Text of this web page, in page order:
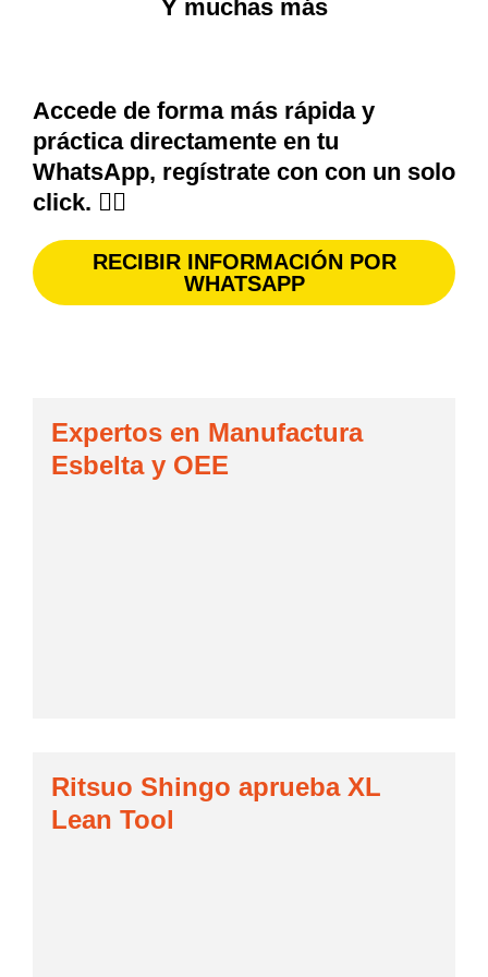
Y muchas más
Accede de forma más rápida y
práctica directamente en tu
WhatsApp, regístrate con con un solo
click. 👇🏼
RECIBIR INFORMACIÓN POR
WHATSAPP
Expertos en Manufactura
Esbelta y OEE
Ritsuo Shingo aprueba XL
Lean Tool